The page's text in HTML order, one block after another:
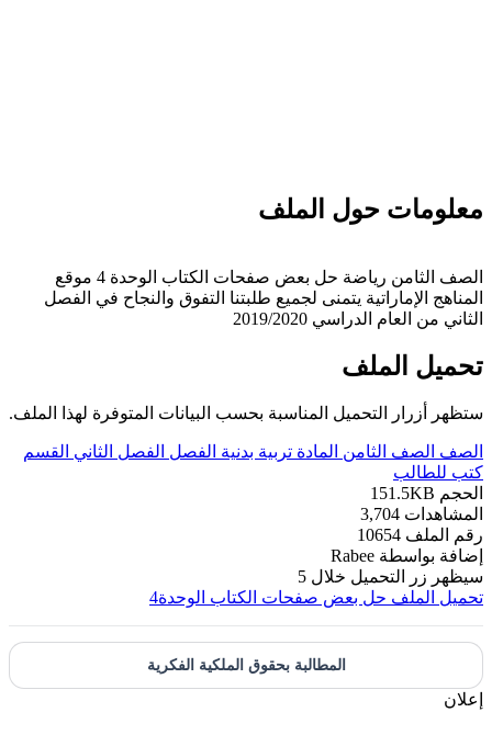
معلومات حول الملف
الصف الثامن رياضة حل بعض صفحات الكتاب الوحدة 4 موقع
المناهج الإماراتية يتمنى لجميع طلبتنا التفوق والنجاح في الفصل
الثاني من العام الدراسي 2019/2020
تحميل الملف
ستظهر أزرار التحميل المناسبة بحسب البيانات المتوفرة لهذا الملف.
الصف الصف الثامن المادة تربية بدنية الفصل الفصل الثاني
القسم
كتب للطالب
الحجم 151.5KB
المشاهدات 3,704
رقم الملف 10654
إضافة بواسطة Rabee
سيظهر زر التحميل خلال 5
تحميل الملف حل بعض صفحات الكتاب الوحدة4
المطالبة بحقوق الملكية الفكرية
إعلان